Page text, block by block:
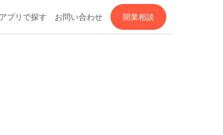
プリで探す お問い合わせ 開業相談